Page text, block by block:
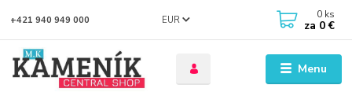
Menu
EUR
+421 940 949 000 0 ks
za 0 €